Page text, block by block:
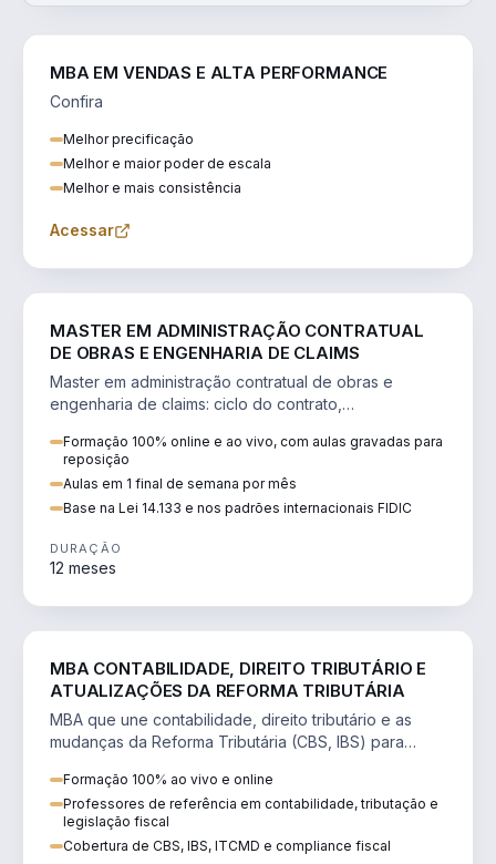
MBA EM VENDAS E ALTA PERFORMANCE
Confira
Melhor precificação
Melhor e maior poder de escala
Melhor e mais consistência
Acessar
MASTER EM ADMINISTRAÇÃO CONTRATUAL
DE OBRAS E ENGENHARIA DE CLAIMS
Master em administração contratual de obras e
engenharia de claims: ciclo do contrato,
Formação 100% online e ao vivo, com aulas gravadas para
reposição
Aulas em 1 final de semana por mês
Base na Lei 14.133 e nos padrões internacionais FIDIC
DURAÇÃO
12 meses
MBA CONTABILIDADE, DIREITO TRIBUTÁRIO E
ATUALIZAÇÕES DA REFORMA TRIBUTÁRIA
MBA que une contabilidade, direito tributário e as
mudanças da Reforma Tributária (CBS, IBS) para
Formação 100% ao vivo e online
Professores de referência em contabilidade, tributação e
legislação fiscal
Cobertura de CBS, IBS, ITCMD e compliance fiscal